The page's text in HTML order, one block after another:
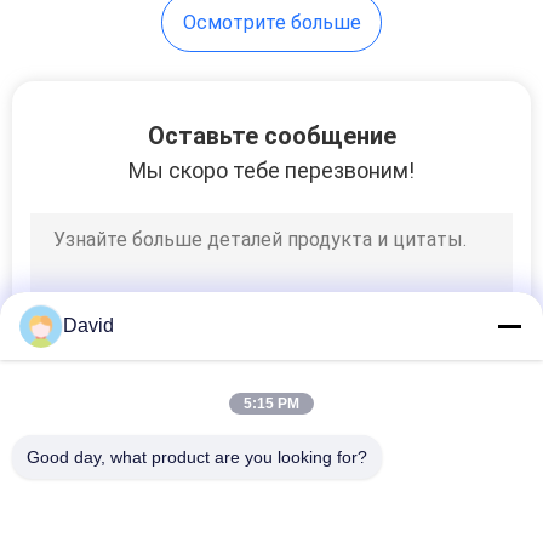
Набивка кольца
уплотнения
Азбест
освобождает
обкладку тормоза
17
Осмотрите больше
Оставьте сообщение
Мы скоро тебе перезвоним!
David
5:15 PM
Good day, what product are you looking for?